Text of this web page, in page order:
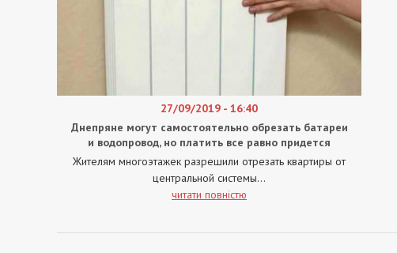
27/09/2019 - 16:40
Днепряне могут самостоятельно обрезать батареи
и водопровод, но платить все равно придется
Жителям многоэтажек разрешили отрезать квартиры от
центральной системы...
читати повністю